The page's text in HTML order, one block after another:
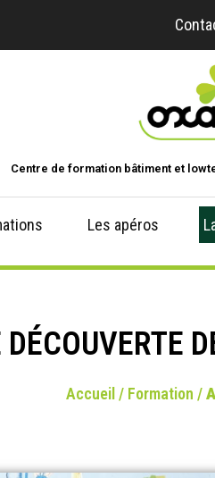
Centre de formation bâtiment et
Les apéros
Accueil / Formation /